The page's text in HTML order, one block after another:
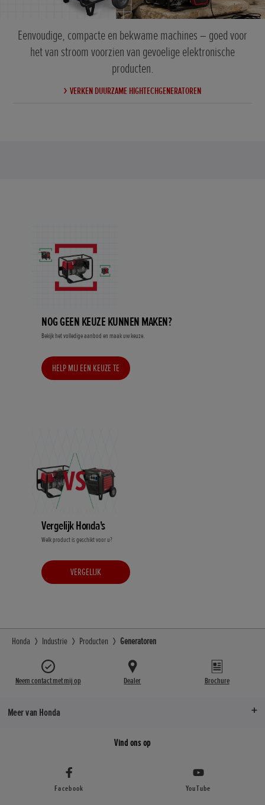
Eenvoudige, compacte en bekwame machines – goed voor
het van stroom voorzien van gevoelige elektronische
producten.
VERKEN DUURZAME HIGHTECHGENERATOREN
NOG GEEN KEUZE KUNNEN MAKEN?
Bekijk het volledige aanbod en maak uw keuze.
HELP MIJ EEN KEUZE TE
Vergelijk Honda's
Welk product is geschikt voor u?
VERGELIJK
Honda Industrie Producten Generatoren
Neem contact met mij op Dealer Brochure
Meer van Honda
Vind ons op
Facebook YouTube